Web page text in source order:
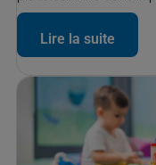
Lire la suite